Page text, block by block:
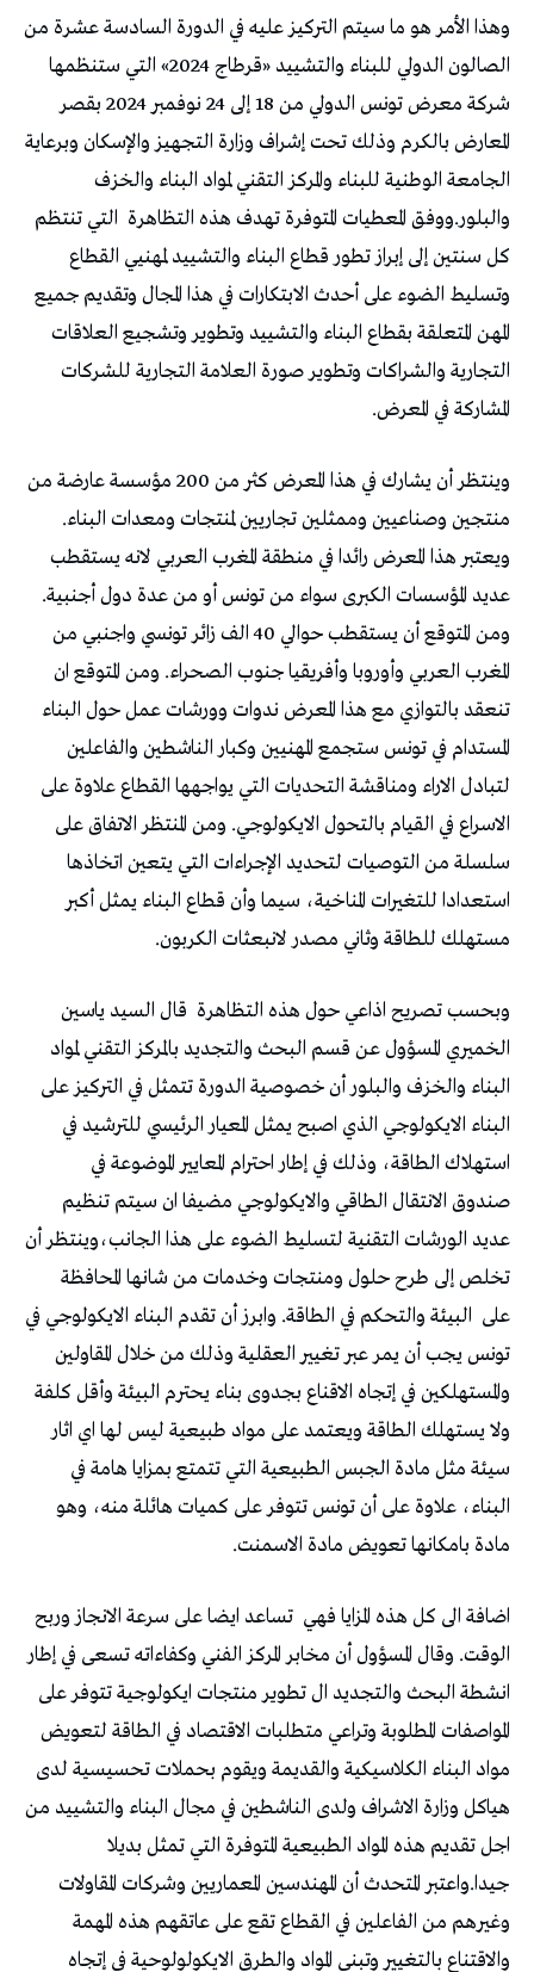
وهذا الأمر هو ما سيتم التركيز عليه في الدورة السادسة عشرة من
الصالون الدولي للبناء والتشييد «قرطاج 2024» التي ستنظمها
شركة معرض تونس الدولي من 18 إلى 24 نوفمبر 2024 بقصر
المعارض بالكرم وذلك تحت إشراف وزارة التجهيز والإسكان وبرعاية
الجامعة الوطنية للبناء والمركز التقني لمواد البناء والخزف
والبلور.ووفق المعطيات المتوفرة تهدف هذه التظاهرة التي تنتظم
كل سنتين إلى إبراز تطور قطاع البناء والتشييد لمهنيي القطاع
وتسليط الضوء على أحدث الابتكارات في هذا المجال وتقديم جميع
المهن المتعلقة بقطاع البناء والتشييد وتطوير وتشجيع العلاقات
التجارية والشراكات وتطوير صورة العلامة التجارية للشركات
المشاركة في المعرض.
وينتظر أن يشارك في هذا المعرض كثر من 200 مؤسسة عارضة من
منتجين وصناعيين وممثلين تجاريين لمنتجات ومعدات البناء.
ويعتبر هذا المعرض رائدا في منطقة المغرب العربي لانه يستقطب
عديد المؤسسات الكبرى سواء من تونس أو من عدة دول أجنبية.
ومن المتوقع أن يستقطب حوالي 40 الف زائر تونسي واجنبي من
المغرب العربي وأوروبا وأفريقيا جنوب الصحراء. ومن المتوقع ان
تنعقد بالتوازي مع هذا المعرض ندوات وورشات عمل حول البناء
المستدام في تونس ستجمع المهنيين وكبار الناشطين والفاعلين
لتبادل الاراء ومناقشة التحديات التي يواجهها القطاع علاوة على
الاسراع في القيام بالتحول الايكولوجي. ومن المنتظر الاتفاق على
سلسلة من التوصيات لتحديد الإجراءات التي يتعين اتخاذها
استعدادا للتغيرات المناخية، سيما وأن قطاع البناء يمثل أكبر
مستهلك للطاقة وثاني مصدر لانبعثات الكربون.
وبحسب تصريح اذاعي حول هذه التظاهرة قال السيد ياسين
الخميري المسؤول عن قسم البحث والتجديد بالمركز التقني لمواد
البناء والخزف والبلور أن خصوصية الدورة تتمثل في التركيز على
البناء الايكولوجي الذي اصبح يمثل المعيار الرئيسي للترشيد في
استهلاك الطاقة، وذلك في إطار احترام المعايير الموضوعة في
صندوق الانتقال الطاقي والايكولوجي مضيفا ان سيتم تنظيم
عديد الورشات التقنية لتسليط الضوء على هذا الجانب،وينتظر أن
تخلص إلى طرح حلول ومنتجات وخدمات من شانها المحافظة
على البيئة والتحكم في الطاقة. وابرز أن تقدم البناء الايكولوجي في
تونس يجب أن يمر عبر تغيير العقلية وذلك من خلال المقاولين
والمستهلكين في إتجاه الاقناع بجدوى بناء يحترم البيئة وأقل كلفة
ولا يستهلك الطاقة ويعتمد على مواد طبيعية ليس لها اي اثار
سيئة مثل مادة الجبس الطبيعية التي تتمتع بمزايا هامة في
البناء، علاوة على أن تونس تتوفر على كميات هائلة منه، وهو
مادة بامكانها تعويض مادة الاسمنت.
اضافة الى كل هذه المزايا فهي تساعد ايضا على سرعة الانجاز وربح
الوقت. وقال المسؤول أن مخابر المركز الفني وكفاءاته تسعى في إطار
انشطة البحث والتجديد ال تطوير منتجات ايكولوجية تتوفر على
المواصفات المطلوبة وتراعي متطلبات الاقتصاد في الطاقة لتعويض
مواد البناء الكلاسيكية والقديمة ويقوم بحملات تحسيسية لدى
هياكل وزارة الاشراف ولدى الناشطين في مجال البناء والتشييد من
اجل تقديم هذه المواد الطبيعية المتوفرة التي تمثل بديلا
جيدا.واعتبر المتحدث أن المهندسين المعماريين وشركات المقاولات
وغيرهم من الفاعلين في القطاع تقع على عاتقهم هذه المهمة
والاقتناع بالتغيير وتبني المواد والطرق الايكولولوحية في إتجاه